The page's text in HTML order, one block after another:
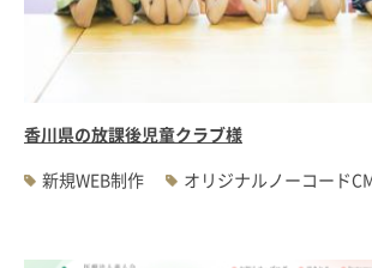
香川県の放課後児童クラブ様
新規WEB制作
オリジナルノーコード